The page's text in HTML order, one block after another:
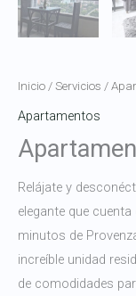
Inicio / Servicios /
Apartamentos
Relájate y
elegante que
minutos de
increíble unidad
de comodidades